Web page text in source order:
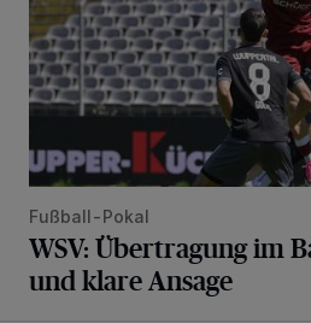
Fußball-Pokal
WSV: Übertragung im
und klare Ansage